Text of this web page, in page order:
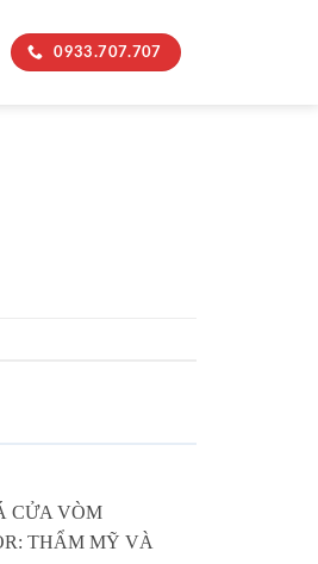
0933.707.707